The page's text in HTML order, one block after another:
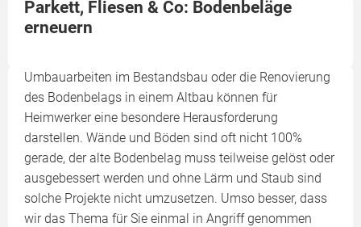
Parkett, Fliesen & Co: Bodenbeläge
erneuern
Umbauarbeiten im Bestandsbau oder die Renovierung
des Bodenbelags in einem Altbau können für
Heimwerker eine besondere Herausforderung
darstellen. Wände und Böden sind oft nicht 100%
gerade, der alte Bodenbelag muss teilweise gelöst oder
ausgebessert werden und ohne Lärm und Staub sind
solche Projekte nicht umzusetzen. Umso besser, dass
wir das Thema für Sie einmal in Angriff genommen